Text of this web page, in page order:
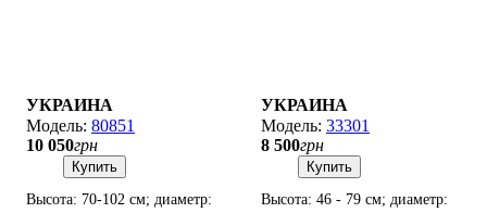
УКРАИНА
80851
10 050грн
Купить
Высота: 70-102 см; диаметр:
УКРАИНА
33301
8 500грн
Купить
Высота: 46 - 79 см; диаметр: